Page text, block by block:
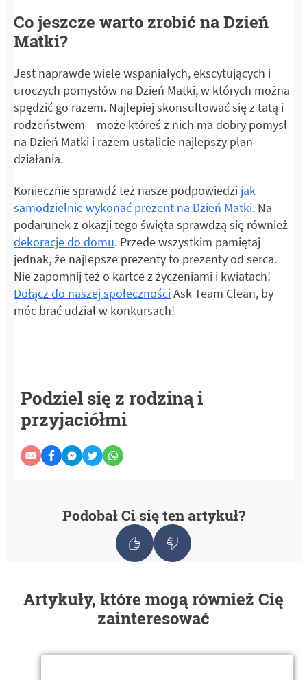
Co jeszcze warto zrobić na Dzień
Matki?
Jest naprawdę wiele wspaniałych, ekscytujących i
uroczych pomysłów na Dzień Matki, w których można
spędzić go razem. Najlepiej skonsultować się z tatą i
rodzeństwem – może któreś z nich ma dobry pomysł
na Dzień Matki i razem ustalicie najlepszy plan
działania.
Koniecznie sprawdź też nasze podpowiedzi jak
samodzielnie wykonać prezent na Dzień Matki. Na
podarunek z okazji tego święta sprawdzą się również
dekoracje do domu. Przede wszystkim pamiętaj
jednak, że najlepsze prezenty to prezenty od serca.
Nie zapomnij też o kartce z życzeniami i kwiatach!
Dołącz do naszej społecznościAsk Team Clean, by
móc brać udział w konkursach!
Podziel się z rodziną i
przyjaciółmi
Podobał Ci się ten artykuł?
Artykuły, które mogą również Cię
zainteresować